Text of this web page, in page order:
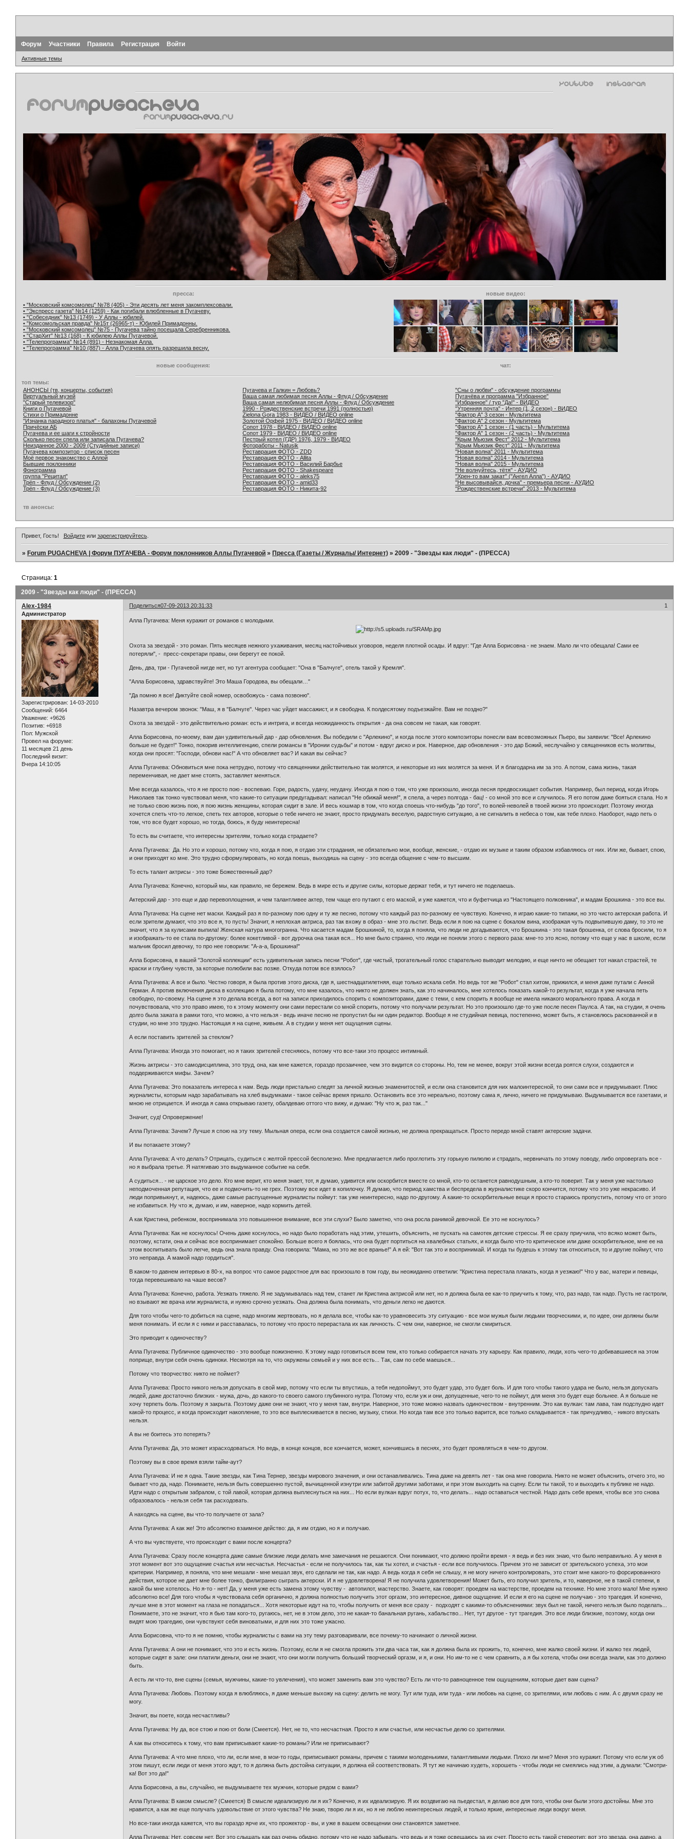
Форум Участники Правила Регистрация Войти
Активные темы
пресса:
новые видео:
• "Московский комсомолец" №78 (405) - Эти десять лет меня закомплексовали.
• "Экспресс газета" №14 (1259) - Как погибали влюбленные в Пугачеву.
• "Собеседник" №13 (1749) - У Аллы - юбилей.
• "Комсомольская правда" №15т (26965-т) - Юбилей Примадонны.
• "Московский комсомолец" №75 - Пугачева тайно посещала Серебренникова.
• "СтарХит" №13 (168) - К юбилею Аллы Пугачевой.
• "Телепрограмма" №14 (891) - Незнакомая Алла.
• "Телепрограмма" №10 (887) - Алла Пугачева опять разрешила весну.
новые сообщения: чат:
топ темы:
АНОНСЫ (тв, концерты, события)
Виртуальный музей
"Старый телевизор"
Книги о Пугачевой
Стихи о Примадонне
"Изнанка парадного платья" - балахоны Пугачевой
Причёски АБ
Пугачева и ее шаги к стройности
Сколько песен спела или записала Пугачева?
Неизданное 2000 - 2009 (Студийные записи)
Пугачева композитор - список песен
Моё первое знакомство с Аллой
Бывшие поклонники
Фонограмма
группа "Рецитал"
Трёп - Флуд / Обсуждение (2)
Трёп - Флуд / Обсуждение (3)
Пугачева и Галкин = Любовь?
Ваша самая любимая песня Аллы - Флуд / Обсуждение
Ваша самая нелюбимая песня Аллы - Флуд / Обсуждение
1990 - Рождественские встречи 1991 (полностью)
Zielona Gora 1983 - ВИДЕО / ВИДЕО online
Золотой Орфей 1975 - ВИДЕО / ВИДЕО online
Сопот 1978 - ВИДЕО / ВИДЕО online
Сопот 1979 - ВИДЕО / ВИДЕО online
Пестрый котел (ГДР) 1976, 1979 - ВИДЕО
Фотоработы - Natusik
Реставрация ФОТО - ZDD
Реставрация ФОТО - Allita
Реставрация ФОТО - Василий Барбье
Реставрация ФОТО - Shakespeare
Реставрация ФОТО - aleks75
Реставрация ФОТО - amid33
Реставрация ФОТО - Никита-92
"Сны о любви" - обсуждение программы
Пугачёва и программа "Избранное"
"Избранное" / тур "Да!" - ВИДЕО
"Утренняя почта" - Интер (1, 2 сезон) - ВИДЕО
"Фактор А" 3 сезон - Мультитема
"Фактор А" 2 сезон - Мультитема
"Фактор А" 1 сезон - (1 часть) - Мультитема
"Фактор А" 1 сезон - (2 часть) - Мультитема
"Крым Мьюзик Фест" 2012 - Мультитема
"Крым Мьюзик Фест" 2011 - Мультитема
"Новая волна" 2011 - Мультитема
"Новая волна" 2014 - Мультитема
"Новая волна" 2015 - Мультитема
"Не волнуйтесь, тётя" - АУДИО
"Хрен-то вам закат" ("Ангел Алла") - АУДИО
"Не высовывайся, дочка" - премьера песни - АУДИО
"Рождественские встречи" 2013 - Мультитема
тв анонсы:
Привет, Гость! Войдитеили зарегистрируйтесь.
»Forum PUGACHEVA | Форум ПУГАЧЕВА - Форум поклонников Аллы Пугачевой »Пресса (Газеты / Журналы/ Интернет) »2009 - "Звезды как люди" - (ПРЕССА)
2009 - "Звезды как люди" - (ПРЕССА)
Страница:1
Поделиться 1
07-09-2013 20:31:33
Alex-1984
Администратор
Зарегистрирован: 14-03-2010
Сообщений: 6464
Уважение: +9626
Позитив: +6918
Пол: Мужской
Провел на форуме:
11 месяцев 21 день
Последний визит:
Вчера 14:10:05
Алла Пугачева: Меня куражит от романов с молодыми.
Охота за звездой - это роман. Пять месяцев нежного ухаживания, месяц настойчивых уговоров, неделя плотной осады. И вдруг: "Где Алла Борисовна - не знаем. Мало ли что обещала! Сами ее
потеряли", - пресс-секретари правы, они берегут ее покой.
День, два, три - Пугачевой нигде нет, но тут агентура сообщает: "Она в "Балчуге", отель такой у Кремля".
"Алла Борисовна, здравствуйте! Это Маша Городова, вы обещали…"
"Да помню я все! Диктуйте свой номер, освобожусь - сама позвоню".
Назавтра вечером звонок: "Маш, я в "Балчуге". Через час уйдет массажист, и я свободна. К полдесятому подъезжайте. Вам не поздно?"
Охота за звездой - это действительно роман: есть и интрига, и всегда неожиданность открытия - да она совсем не такая, как говорят.
Алла Борисовна, по-моему, вам дан удивительный дар - дар обновления. Вы победили с "Арлекино", и когда после этого композиторы понесли вам всевозможных Пьеро, вы заявили: "Все! Арлекино
больше не будет!" Тонко, покорив интеллигенцию, спели романсы в "Иронии судьбы" и потом - вдруг диско и рок. Наверное, дар обновления - это дар Божий, неслучайно у священников есть молитвы,
когда они просят: "Господи, обнови нас!" А что обновляет вас? И какая вы сейчас?
Алла Пугачева: Обновиться мне пока нетрудно, потому что священники действительно так молятся, и некоторые из них молятся за меня. И я благодарна им за это. А потом, сама жизнь, такая
переменчивая, не дает мне стоять, заставляет меняться.
Мне всегда казалось, что я не просто пою - воспеваю. Горе, радость, удачу, неудачу. Иногда я пою о том, что уже произошло, иногда песня предвосхищает события. Например, был период, когда Игорь
Николаев так тонко чувствовал меня, что какие-то ситуации предугадывал: написал "Не обижай меня!", я спела, а через полгода - бац! - со мной это все и случилось. Я его потом даже бояться стала. Но я
не только свою жизнь пою, я пою жизнь женщины, которая сидит в зале. И весь кошмар в том, что когда споешь что-нибудь "до того", то волей-неволей в твоей жизни это происходит. Поэтому иногда
хочется спеть что-то легкое, спеть тех авторов, которые о тебе ничего не знают, просто придумать веселую, радостную ситуацию, а не сигналить в небеса о том, как тебе плохо. Наоборот, надо петь о
том, что все будет хорошо, но тогда, боюсь, я буду неинтересна!
То есть вы считаете, что интересны зрителям, только когда страдаете?
Алла Пугачева: Да. Но это и хорошо, потому что, когда я пою, я отдаю эти страдания, не обязательно мои, вообще, женские, - отдаю их музыке и таким образом избавляюсь от них. Или же, бывает, спою,
и они приходят ко мне. Это трудно сформулировать, но когда поешь, выходишь на сцену - это всегда общение с чем-то высшим.
То есть талант актрисы - это тоже Божественный дар?
Алла Пугачева: Конечно, который мы, как правило, не бережем. Ведь в мире есть и другие силы, которые держат тебя, и тут ничего не поделаешь.
Актерский дар - это еще и дар перевоплощения, и чем талантливее актер, тем чаще его путают с его маской, и уже кажется, что и буфетчица из "Настоящего полковника", и мадам Брошкина - это все вы.
Алла Пугачева: На сцене нет маски. Каждый раз я по-разному пою одну и ту же песню, потому что каждый раз по-разному ее чувствую. Конечно, я играю какие-то типажи, но это чисто актерская работа. И
если зрители думают, что это все я, то пусть! Значит, я неплохая актриса, раз так вхожу в образ - мне это льстит. Ведь если я пою на сцене с бокалом вина, изображая чуть подвыпившую даму, то это не
значит, что я за кулисами выпила! Женская натура многогранна. Что касается мадам Брошкиной, то, когда я поняла, что люди не догадываются, что Брошкина - это такая брошенка, от слова бросили, то я
и изображать-то ее стала по-другому: более кокетливой - вот дурочка она такая вся... Но мне было странно, что люди не поняли этого с первого раза: мне-то это ясно, потому что еще у нас в школе, если
мальчик бросил девочку, то про нее говорили: "А-а-а, Брошкина!"
Алла Борисовна, в вашей "Золотой коллекции" есть удивительная запись песни "Робот", где чистый, трогательный голос старательно выводит мелодию, и еще ничто не обещает тот накал страстей, те
краски и глубину чувств, за которые полюбили вас позже. Откуда потом все взялось?
Алла Пугачева: А все и было. Честно говоря, я была против этого диска, где я, шестнадцатилетняя, еще только искала себя. Но ведь тот же "Робот" стал хитом, прижился, и меня даже путали с Анной
Герман. А против включения диска в коллекцию я была потому, что мне казалось, что никто не должен знать, как это начиналось, мне хотелось показать какой-то результат, когда я уже начала петь
свободно, по-своему. На сцене я это делала всегда, а вот на записи приходилось спорить с композиторами, даже с теми, с кем спорить я вообще не имела никакого морального права. А когда я
почувствовала, что это право имею, то к этому моменту они сами перестали со мной спорить, потому что получали результат. Но это произошло где-то уже после песен Паулса. А так, на студии, я очень
долго была зажата в рамки того, что можно, а что нельзя - ведь иначе песню не пропустил бы ни один редактор. Вообще я не студийная певица, постепенно, может быть, я становлюсь раскованной и в
студии, но мне это трудно. Настоящая я на сцене, живьем. А в студии у меня нет ощущения сцены.
А если поставить зрителей за стеклом?
Алла Пугачева: Иногда это помогает, но я таких зрителей стесняюсь, потому что все-таки это процесс интимный.
Жизнь актрисы - это самодисциплина, это труд, она, как мне кажется, гораздо прозаичнее, чем это видится со стороны. Но, тем не менее, вокруг этой жизни всегда роятся слухи, создаются и
поддерживаются мифы. Зачем?
Алла Пугачева: Это показатель интереса к нам. Ведь люди пристально следят за личной жизнью знаменитостей, и если она становится для них малоинтересной, то они сами все и придумывают. Плюс
журналисты, которым надо зарабатывать на хлеб выдумками - такое сейчас время пришло. Остановить все это нереально, поэтому сама я, лично, ничего не придумываю. Выдумывается все газетами, и
мною не отрицается. И иногда я сама открываю газету, обалдеваю оттого что вижу, и думаю: "Ну что ж, раз так..."
Значит, суд! Опровержение!
Алла Пугачева: Зачем? Лучше я спою на эту тему. Мыльная опера, если она создается самой жизнью, не должна прекращаться. Просто передо мной ставят актерские задачи.
И вы потакаете этому?
Алла Пугачева: А что делать? Отрицать, судиться с желтой прессой бесполезно. Мне предлагается либо проглотить эту горькую пилюлю и страдать, нервничать по этому поводу, либо опровергать все -
но я выбрала третье. Я натягиваю это выдуманное событие на себя.
А судиться... - не царское это дело. Кто мне верит, кто меня знает, тот, я думаю, удивится или оскорбится вместе со мной, кто-то останется равнодушным, а кто-то поверит. Так у меня уже настолько
неподмоченная репутация, что ее и подмочить-то не грех. Поэтому все идет в копилочку. Я думаю, что период хамства и беспредела в журналистике скоро кончится, потому что это уже некрасиво. И
люди попривыкнут, и, надеюсь, даже самые распущенные журналисты поймут: так уже неинтересно, надо по-другому. А какие-то оскорбительные вещи я просто стараюсь пропустить, потому что от этого
не избавиться. Ну что ж, думаю, и им, наверное, надо кормить детей.
А как Кристина, ребенком, воспринимала это повышенное внимание, все эти слухи? Было заметно, что она росла ранимой девочкой. Ее это не коснулось?
Алла Пугачева: Как не коснулось! Очень даже коснулось, но надо было поработать над этим, утешить, объяснить, не пускать на самотек детские стрессы. Я ее сразу приучила, что всяко может быть,
поэтому, кстати, она и сейчас все воспринимает спокойно. Больше всего я боялась, что она будет портиться на хвалебных статьях, и когда было что-то критическое или даже оскорбительное, мне ее на
этом воспитывать было легче, ведь она знала правду. Она говорила: "Мама, но это же все вранье!" А я ей: "Вот так это и воспринимай. И когда ты будешь к этому так относиться, то и другие поймут, что
это неправда. А мамой надо гордиться".
В каком-то давнем интервью в 80-х, на вопрос что самое радостное для вас произошло в том году, вы неожиданно ответили: "Кристина перестала плакать, когда я уезжаю!" Что у вас, матери и певицы,
тогда перевешивало на чаше весов?
Алла Пугачева: Конечно, работа. Уезжать тяжело. Я не задумывалась над тем, станет ли Кристина актрисой или нет, но я должна была ее как-то приучить к тому, что, раз надо, так надо. Пусть не гастроли,
но взывают же врача или журналиста, и нужно срочно уезжать. Она должна была понимать, что деньги легко не даются.
Для того чтобы чего-то добиться на сцене, надо многим жертвовать, но я делала все, чтобы как-то уравновесить эту ситуацию - все мои мужья были людьми творческими, и, по идее, они должны были
меня понимать. И если я с ними и расставалась, то потому что просто перерастала их как личность. С чем они, наверное, не смогли смириться.
Это приводит к одиночеству?
Алла Пугачева: Публичное одиночество - это вообще пожизненно. К этому надо готовиться всем тем, кто только собирается начать эту карьеру. Как правило, люди, хоть чего-то добивавшиеся на этом
поприще, внутри себя очень одиноки. Несмотря на то, что окружены семьей и у них все есть... Так, сам по себе маешься...
Потому что творчество: никто не поймет?
Алла Пугачева: Просто никого нельзя допускать в свой мир, потому что если ты впустишь, а тебя недопоймут, это будет удар, это будет боль. И для того чтобы такого удара не было, нельзя допускать
людей, даже достаточно близких - мужа, дочь, до какого-то своего самого глубинного нутра. Потому что, если уж и они, допущенные, чего-то не поймут, для меня это будет еще больнее. А я больше не
хочу терпеть боль. Поэтому я закрыта. Поэтому даже они не знают, что у меня там, внутри. Наверное, это тоже можно назвать одиночеством - внутренним. Это как вулкан: там лава, там подспудно идет
какой-то процесс, и когда происходит накопление, то это все выплескивается в песню, музыку, стихи. Но когда там все это только варится, все только складывается - так причудливо, - никого впускать
нельзя.
А вы не боитесь это потерять?
Алла Пугачева: Да, это может израсходоваться. Но ведь, в конце концов, все кончается, может, кончившись в песнях, это будет проявляться в чем-то другом.
Поэтому вы в свое время взяли тайм-аут?
Алла Пугачева: И не я одна. Такие звезды, как Тина Тернер, звезды мирового значения, и они останавливались. Тина даже на девять лет - так она мне говорила. Никто не может объяснить, отчего это, но
бывает что да, надо. Понимаете, нельзя быть совершенно пустой, вычищенной изнутри или забитой другими заботами, и при этом выходить на сцену. Если ты такой, то и выходить к публике не надо.
Идти надо с открытым забралом, с той лавой, которая должна выплеснуться на них... Но если вулкан вдруг потух, то, что делать... надо оставаться честной. Надо дать себе время, чтобы все это снова
образовалось - нельзя себя так расходовать.
А находясь на сцене, вы что-то получаете от зала?
Алла Пугачева: А как же! Это абсолютно взаимное действо: да, я им отдаю, но я и получаю.
А что вы чувствуете, что происходит с вами после концерта?
Алла Пугачева: Сразу после концерта даже самые близкие люди делать мне замечания не решаются. Они понимают, что должно пройти время - я ведь и без них знаю, что было неправильно. А у меня в
этот момент вот это ощущение счастья или несчастья. Несчастья - если не получилось так, как ты хотел, и счастья - если все получилось. Причем это не зависит от зрительского успеха, это мои
критерии. Например, я поняла, что мне мешали - мне мешал звук, его сделали не так, как надо. А ведь когда я себя не слышу, я не могу ничего контролировать, это стоит мне какого-то форсированного
действия, которое не дает мне более тонко, филигранно сыграть актерски. И я не удовлетворена! Я не получила удовлетворения! Может быть, его получил зритель, и то, наверное, не в такой степени, в
какой бы мне хотелось. Но я-то - нет! Да, у меня уже есть замена этому чувству - автопилот, мастерство. Знаете, как говорят: проедем на мастерстве, проедем на технике. Но мне этого мало! Мне нужно
абсолютно все! Для того чтобы я чувствовала себя органично, я должна полностью получить этот оргазм, это интересное, дивное ощущение. И если я его на сцене не получаю - это трагедия. И конечно,
лучше мне в этот момент на глаза не попадаться... Хотя некоторые идут на то, чтобы получить от меня все сразу - подходят с какими-то объяснениями: звук был не такой, ничего нельзя было поделать...
Понимаете, это не значит, что я бью там кого-то, ругаюсь, нет, не в этом дело, это не какая-то банальная ругань, хабальство... Нет, тут другое - тут трагедия. Это все люди близкие, поэтому, когда они
видят мою трагедию, они чувствуют себя виноватыми, и для них это тоже ужасно.
Алла Борисовна, что-то я не помню, чтобы журналисты с вами на эту тему разговаривали, все почему-то начинают о личной жизни.
Алла Пугачева: А они не понимают, что это и есть жизнь. Поэтому, если я не смогла прожить эти два часа так, как я должна была их прожить, то, конечно, мне жалко своей жизни. И жалко тех людей,
которые сидят в зале: они платили деньги, они не знают, что они могли получить больший творческий оргазм, и я, и они. Но им-то не с чем сравнить, а я бы хотела, чтобы они всегда знали, как это должно
быть.
А есть ли что-то, вне сцены (семья, мужчины, какие-то увлечения), что может заменить вам это чувство? Есть ли что-то равноценное тем ощущениям, которые дает вам сцена?
Алла Пугачева: Любовь. Поэтому когда я влюбляюсь, я даже меньше выхожу на сцену: делить не могу. Тут или туда, или туда - или любовь на сцене, со зрителями, или любовь с ним. А с двумя сразу не
могу.
Значит, вы поете, когда несчастливы?
Алла Пугачева: Ну да, все стою и пою от боли (Смеется). Нет, не то, что несчастная. Просто я или счастье, или несчастье делю со зрителями.
А как вы относитесь к тому, что вам приписывают какие-то романы? Или не приписывают?
Алла Пугачева: А что мне плохо, что ли, если мне, в мои-то годы, приписывают романы, причем с такими молоденькими, талантливыми людьми. Плохо ли мне? Меня это куражит. Потому что если уж об
этом пишут, если люди от меня этого ждут, то я должна быть достойна ситуации, я должна ей соответствовать. Я тут же начинаю худеть, хорошеть - чтобы люди не смеялись над этим, а думали: "Смотри-
ка! Вот это да!"
Алла Борисовна, а вы, случайно, не выдумываете тех мужчин, которые рядом с вами?
Алла Пугачева: В каком смысле? (Смеется) В смысле идеализирую ли я их? Конечно, я их идеализирую. Я их воздвигаю на пьедестал, я делаю все для того, чтобы они были этого достойны. Мне это
нравится, а как же еще получать удовольствие от этого чувства? Не знаю, творю ли я их, но я не люблю неинтересных людей, и только яркие, интересные люди вокруг меня.
Но все-таки иногда кажется, что вы гораздо ярче их, что прожектор - вы, и уже в вашем освещении они становятся заметнее.
Алла Пугачева: Нет, совсем нет. Вот это слышать как раз очень обидно, потому что не надо забывать, что ведь и я тоже освещаюсь за их счет. Просто есть такой стереотип: вот это звезда, она давно, а